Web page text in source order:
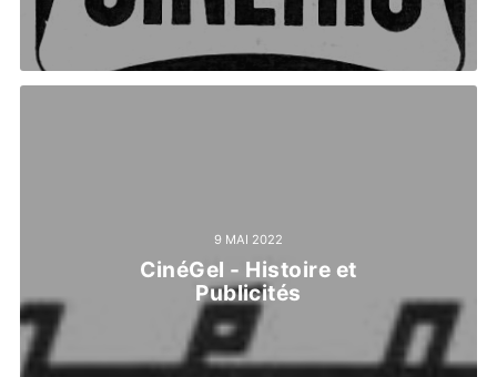
9 MAI 2022
CinéGel - Histoire et
Publicités